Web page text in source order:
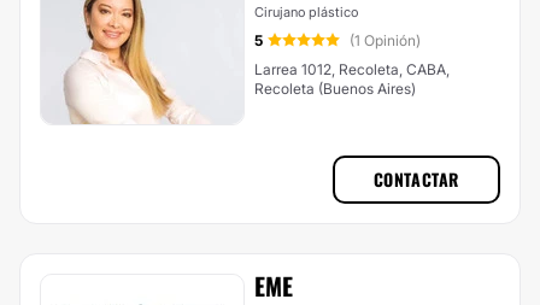
Cirujano plástico
5
(1 Opinión)
Larrea 1012, Recoleta, CABA,
Recoleta (Buenos Aires)
CONTACTAR
EME